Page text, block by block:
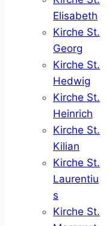
Elisabeth
Kirche St.
Georg
Kirche St.
Hedwig
Kirche St.
Heinrich
Kirche St.
Kilian
Kirche St.
Laurentiu
s
Kirche St.